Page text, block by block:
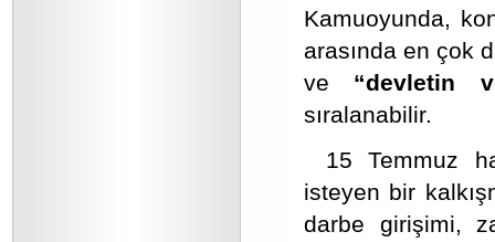
Kamuoyunda,
arasında en çok
ve “devletin
sıralanabilir.
15 Temmuz
isteyen bir
darbe girişimi,